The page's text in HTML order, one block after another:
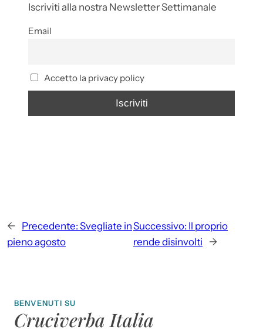
Iscriviti alla nostra Newsletter Settimanale
Email
Accetto la privacy policy
← Precedente: Svegliate in
pieno agosto
Successivo: Il proprio
rende disinvolti
→
BENVENUTI SU
Cruciverba Italia